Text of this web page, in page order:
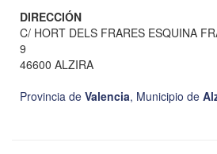
DIRECCIÓN
C/ HORT DELS FRARES ESQUINA
9
46600 ALZIRA
Provincia de Valencia, Municipio de